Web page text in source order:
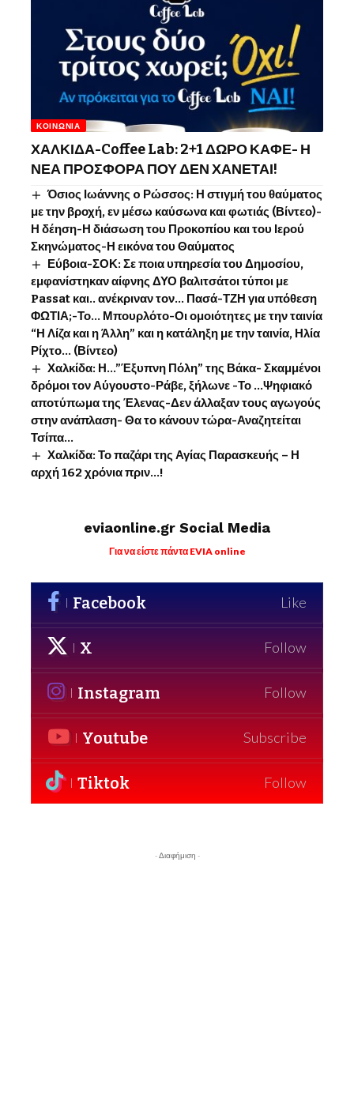
ΚΟΙΝΩΝΊΑ
ΧΑΛΚΙΔΑ-Coffee Lab: 2+1 ΔΩΡΟ ΚΑΦΕ- Η
ΝΕΑ ΠΡΟΣΦΟΡΑ ΠΟΥ ΔΕΝ ΧΑΝΕΤΑΙ!
Όσιος Ιωάννης o Ρώσσος: Η στιγμή του θαύματος
με την βροχή, εν μέσω καύσωνα και φωτιάς (Βίντεο)-
Η δέηση-Η διάσωση του Προκοπίου και του Ιερού
Σκηνώματος-Η εικόνα του Θαύματος
Εύβοια-ΣΟΚ: Σε ποια υπηρεσία του Δημοσίου,
εμφανίστηκαν αίφνης ΔΥΟ βαλιτσάτοι τύποι με
Passat και.. ανέκριναν τον… Πασά-ΤΖΗ για υπόθεση
ΦΩΤΙΑ;-Το… Μπουρλότο-Οι ομοιότητες με την ταινία
“Η Λίζα και η Άλλη” και η κατάληξη με την ταινία, Ηλία
Ρίχτο… (Βίντεο)
Χαλκίδα: Η…”Έξυπνη Πόλη” της Βάκα- Σκαμμένοι
δρόμοι τον Αύγουστο-Ράβε, ξήλωνε -Το …Ψηφιακό
αποτύπωμα της Έλενας-Δεν άλλαξαν τους αγωγούς
στην ανάπλαση- Θα το κάνουν τώρα-Αναζητείται
Τσίπα…
Χαλκίδα: Το παζάρι της Αγίας Παρασκευής – Η
αρχή 162 χρόνια πριν…!
eviaonline.gr Social Media
Για να είστε πάντα EVIA online
Facebook Like
X Follow
Instagram Follow
Youtube Subscribe
Tiktok Follow
- Διαφήμιση -